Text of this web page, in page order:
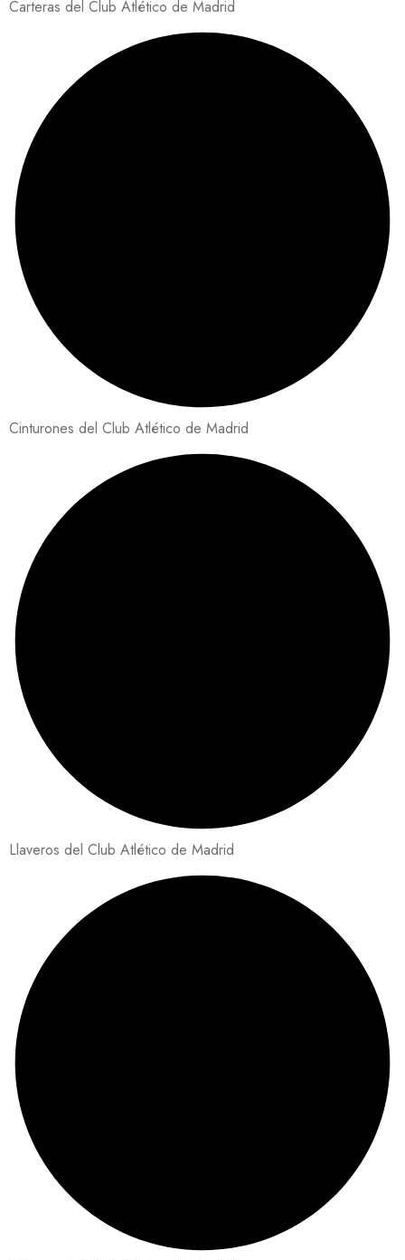
Carteras del Club Atlético de Madrid
Cinturones del Club Atlético de Madrid
Llaveros del Club Atlético de Madrid